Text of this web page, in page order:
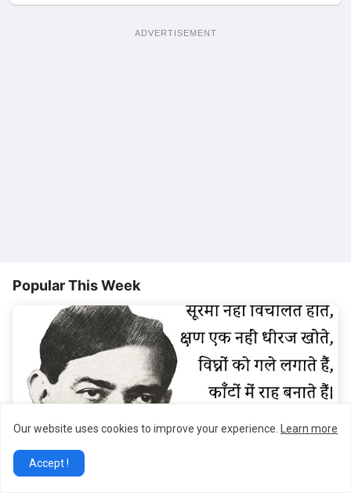
ADVERTISEMENT
Popular This Week
Our website uses cookies to improve your experience. Learn more
Accept !